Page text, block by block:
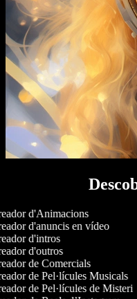
d'Animacions
d'anuncis en vídeo
d'intros
d'outros
de Comercials
de Pel·lícules Musicals
de Pel·lícules de Misteri